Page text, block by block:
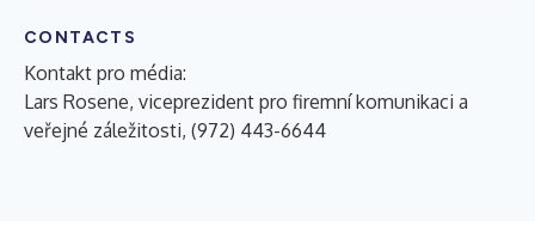
CONTACTS
Kontakt pro média:
Lars Rosene, viceprezident pro firemní komunikaci a
veřejné záležitosti, (972) 443-6644